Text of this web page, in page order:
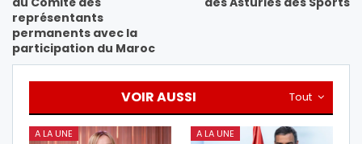
représentants
permanents avec la
participation du Maroc
Tout
VOIR AUSSI
A LA UNE A LA UNE